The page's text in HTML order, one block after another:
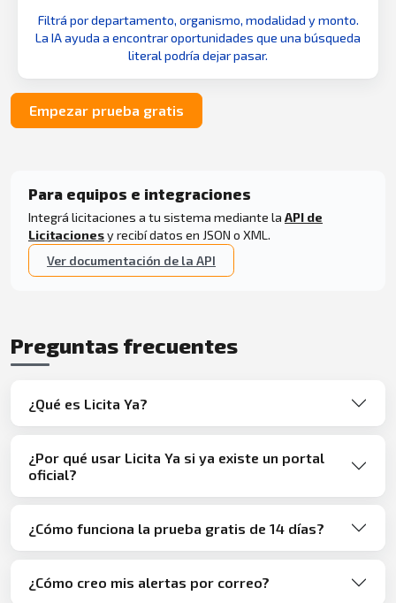
Filtrá por departamento, organismo, modalidad y monto.
La IA ayuda a encontrar oportunidades que una búsqueda
literal podría dejar pasar.
Empezar prueba gratis
Para equipos e integraciones
Integrá licitaciones a tu sistema mediante la API de
Licitacionesy recibí datos en JSON o XML.
Ver documentación de la API
Preguntas frecuentes
¿Qué es Licita Ya?
¿Por qué usar Licita Ya si ya existe un portal
oficial?
¿Cómo funciona la prueba gratis de 14 días?
¿Cómo creo mis alertas por correo?